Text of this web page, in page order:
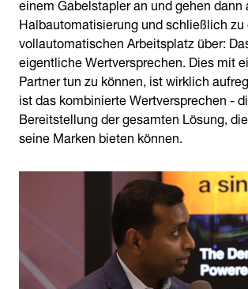
Halbautomatisierung und schließlich
vollautomatischen Arbeitsplatz über:
eigentliche Wertversprechen. Dies mit
Partner tun zu können, ist wirklich
ist das kombinierte Wertversprechen -
Bereitstellung der gesamten Lösung,
seine Marken bieten können.